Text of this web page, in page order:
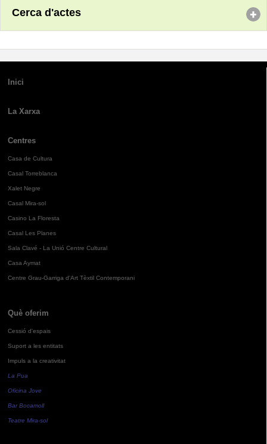
Cerca d'actes
Inici
La Xarxa
Centres
Casa de Cultura
Casal Torreblanca
Xalet Negre
Casal Mira-sol
Casino La Floresta
Casal Les Planes
Sala Clavé - La Unió Centre Cultural
Casa Aymat
Centre Grau-Garriga d'Art Tèxtil Contemporani
Què oferim
Cessió d'espais
Suport a les entitats
Impuls a la creativitat
La Pua
Oficina Jove
Bar Bocamoll
Teatre Mira-sol